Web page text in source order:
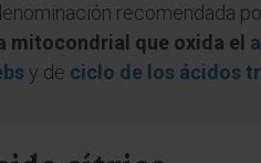
recomendada
mitocondrial que oxida el
y de ciclo de los ácidos